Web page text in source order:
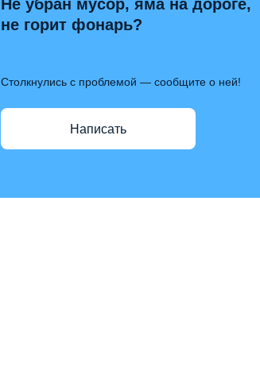
Не убран мусор, яма на дороге,
не горит фонарь?
Столкнулись с проблемой — сообщите о ней!
Написать